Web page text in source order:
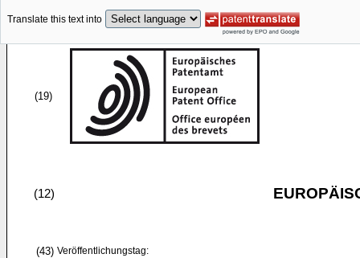
Translate this text into
(19)
(12)
(43) Veröffentlichungstag: